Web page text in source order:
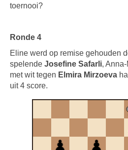
toernooi?
Ronde 4
Eline werd op remise gehouden
spelende Josefine Safarli,
met wit tegen Elmira Mirzoeva
uit 4 score.